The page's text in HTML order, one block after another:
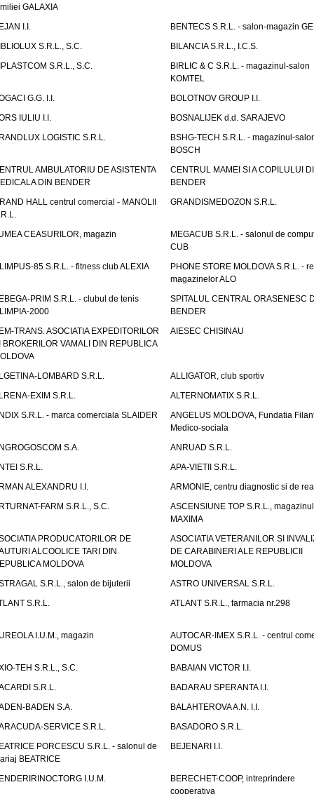
GALAXIA
I.I.
BENTECS S.R.L. - salon-magazin
S.R.L., S.C.
BILANCIA S.R.L., I.C.S.
S.R.L., S.C.
BIRLIC & C S.R.L. - magazinul-salon
KOMTEL
G.G. I.I.
BOLOTNOV GROUP I.I.
IULIU I.I.
BOSNALIJEK d.d. SARAJEVO
LOGISTIC S.R.L.
BSHG-TECH S.R.L. - magazinul-
BOSCH
AMBULATORIU DE ASISTENTA
DIN BENDER
CENTRUL MAMEI SI A COPILULUI
BENDER
HALL centrul comercial - MANOLII
GRANDISMEDOZON S.R.L.
CEASURILOR, magazin
MEGACUB S.R.L. - salonul de
CUB
85 S.R.L. - fitness club ALEXIA
PHONE STORE MOLDOVA S.R.L. -
magazinelor ALO
PRIM S.R.L. - clubul de tenis
2000
SPITALUL CENTRAL ORASENESC
BENDER
TRANS. ASOCIATIA EXPEDITORILOR
BROKERILOR VAMALI DIN REPUBLICA
AIESEC CHISINAU
LOMBARD S.R.L.
ALLIGATOR, club sportiv
EXIM S.R.L.
ALTERNOMATIX S.R.L.
S.R.L. - marca comerciala SLAIDER
ANGELUS MOLDOVA, Fundatia
Medico-sociala
S.A.
ANRUAD S.R.L.
S.R.L.
APA-VIETII S.R.L.
ALEXANDRU I.I.
ARMONIE, centru diagnostic si de
FARM S.R.L., S.C.
ASCENSIUNE TOP S.R.L., magazinul
MAXIMA
PRODUCATORILOR DE
ALCOOLICE TARI DIN
MOLDOVA
ASOCIATIA VETERANILOR SI
DE CARABINERI ALE REPUBLICII
MOLDOVA
S.R.L., salon de bijuterii
ASTRO UNIVERSAL S.R.L.
S.R.L.
ATLANT S.R.L., farmacia nr.298
I.U.M., magazin
AUTOCAR-IMEX S.R.L. - centrul
DOMUS
TEH S.R.L., S.C.
BABAIAN VICTOR I.I.
S.R.L.
BADARAU SPERANTA I.I.
BADEN S.A.
BALAHTEROVA A.N. I.I.
SERVICE S.R.L.
BASADORO S.R.L.
PORCESCU S.R.L. - salonul de
BEATRICE
BEJENARI I.I.
I.U.M.
BERECHET-COOP, intreprindere
cooperativa